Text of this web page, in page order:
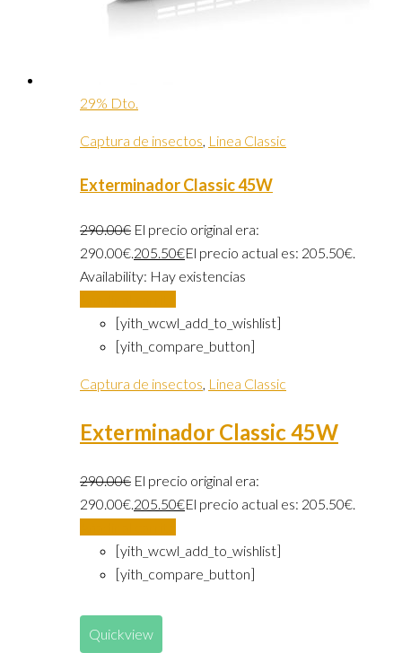
29% Dto.
Captura de insectos, Linea Classic
Exterminador Classic 45W
290.00€ El precio original era:
290.00€.205.50€El precio actual es: 205.50€.
Availability: Hay existencias
[yith_wcwl_add_to_wishlist]
[yith_compare_button]
Captura de insectos, Linea Classic
Exterminador Classic 45W
290.00€ El precio original era:
290.00€.205.50€El precio actual es: 205.50€.
[yith_wcwl_add_to_wishlist]
[yith_compare_button]
Quickview